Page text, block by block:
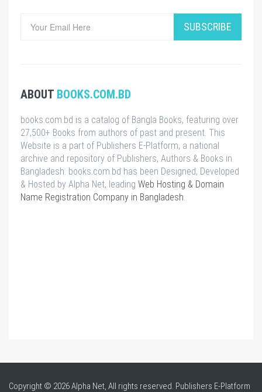
SUBSCRIBE
ABOUT BOOKS.COM.BD
books.com.bd is a catalog of Bangla Books, featuring over
27,500+ Books from authors of past and present. This
Website is a part of Publishers E-Platform, a national
archive and repository of Publishers, Authors & Books in
Bangladesh. books.com.bd has been Designed, Developed
& Hosted by Alpha Net, leading Web Hosting & Domain
Name Registration Company in Bangladesh.
Copyright © 2026 Alpha Net, All rights reserved. Publishers E-Platform